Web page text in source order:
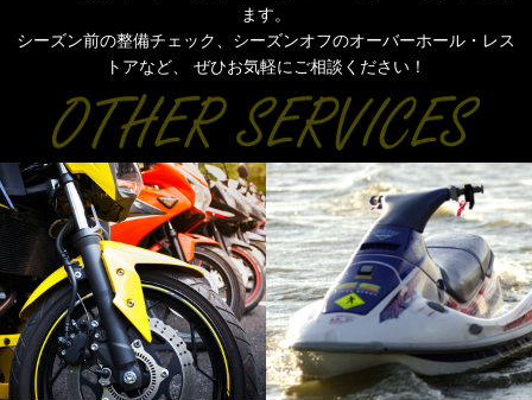
ます。
シーズン前の整備チェック、シーズンオフのオーバーホール・レス
トアなど、
ぜひお気軽にご相談ください！